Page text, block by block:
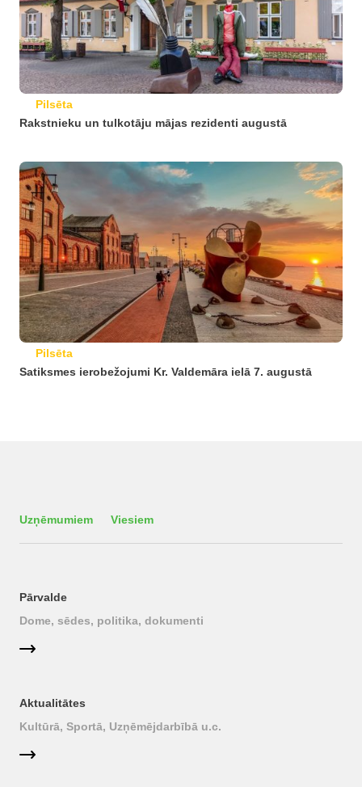
Pilsēta
Rakstnieku un tulkotāju mājas rezidenti augustā
Pilsēta
Satiksmes ierobežojumi Kr. Valdemāra ielā 7. augustā
Uzņēmumiem Viesiem
Pārvalde
Dome, sēdes, politika, dokumenti
Aktualitātes
Kultūrā, Sportā, Uzņēmējdarbībā u.c.